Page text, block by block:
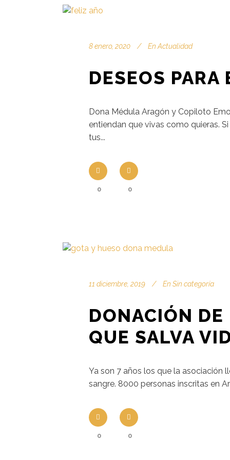
8 enero, 2020 En Actualidad
DESEOS
Dona Médula Aragón y Copiloto
entiendan que vivas como quieras.
tus...
0 0
11 diciembre, 2019 En Sin categoría
DONACIÓN
QUE SALVA
Ya son 7 años los que la asociación
sangre. 8000 personas inscritas en
0 0